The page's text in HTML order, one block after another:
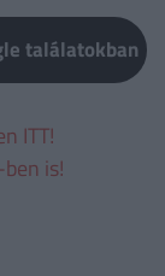
találatokban
ITT!
is!